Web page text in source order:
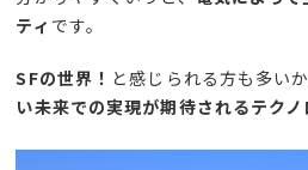
ティ です。
SFの世界！ と感じられる方も多い
い未来での実現が期待されるテクノ